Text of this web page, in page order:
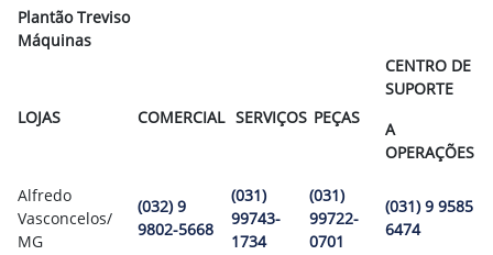
Plantão Treviso
Máquinas
LOJAS COMERCIAL SERVIÇOS PEÇAS
CENTRO DE
SUPORTE
A
OPERAÇÕES
Alfredo
Vasconcelos/
MG
(032) 9
9802-5668
(031)
99743-
1734
(031)
99722-
0701
(031) 9 9585
6474